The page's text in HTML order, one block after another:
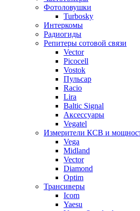
Фотоловушки
Turbosky
Интеркомы
Радиогиды
Репитеры сотовой связи
Vector
Picocell
Vostok
Пульсар
Racio
Lira
Baltic Signal
Аксессуары
Vegatel
Измерители КСВ и
Vega
Midland
Vector
Diamond
Optim
Трансиверы
Icom
Yaesu